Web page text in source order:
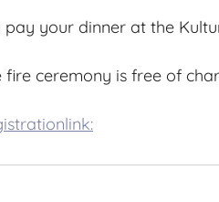
pay your dinner at the
fire ceremony is free of